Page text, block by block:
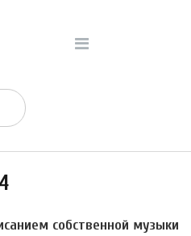
собственной музыки